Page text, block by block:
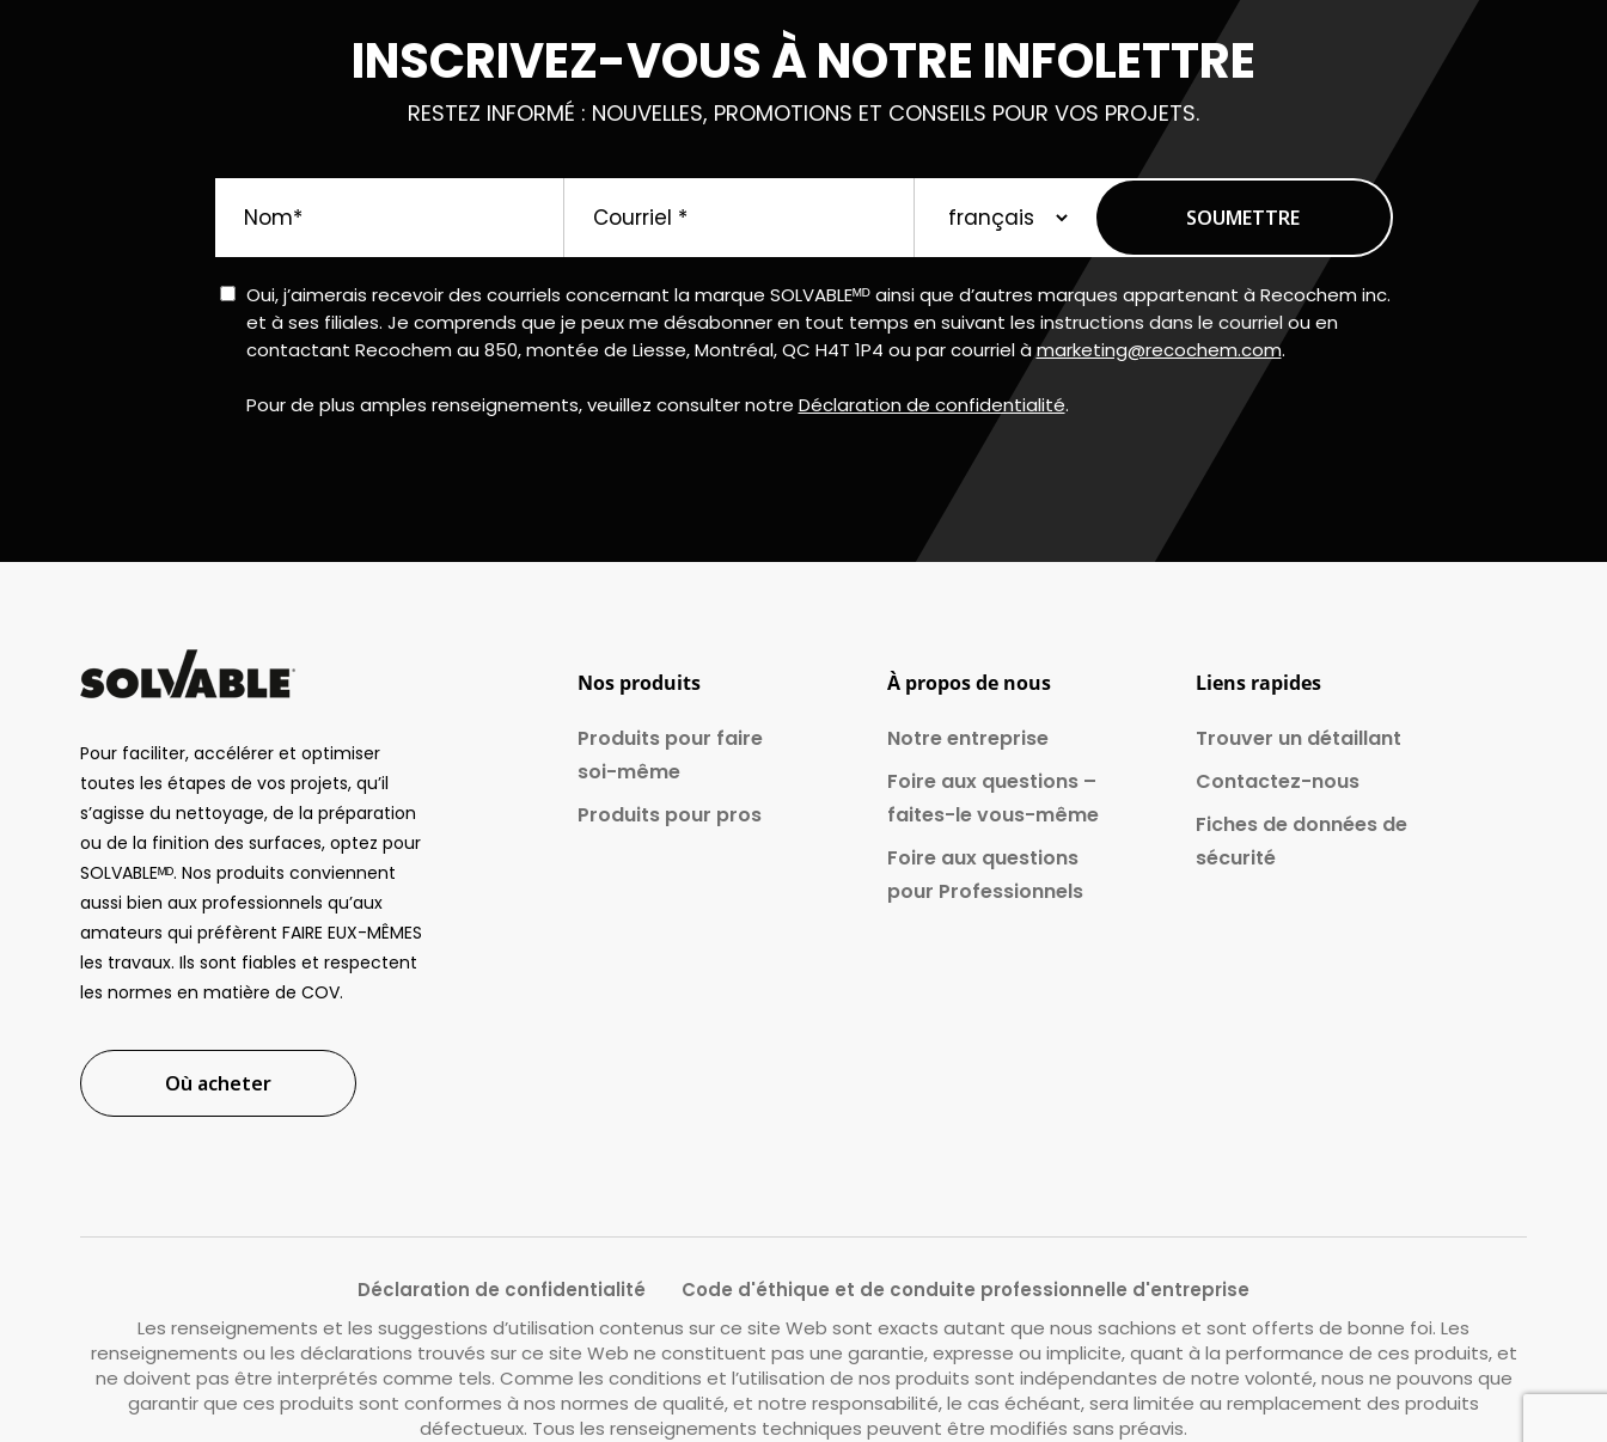
INSCRIVEZ-VOUS À NOTRE INFOLETTRE
RESTEZ INFORMÉ : NOUVELLES, PROMOTIONS ET CONSEILS POUR VOS PROJETS.
préférée
Consent
Oui, j’aimerais recevoir des courriels concernant la marque SOLVABLEᴹᴰ ainsi que d’autres marques appartenant à Recochem inc.
et à ses filiales. Je comprends que je peux me désabonner en tout temps en suivant les instructions dans le courriel ou en
contactant Recochem au 850, montée de Liesse, Montréal, QC H4T 1P4 ou par courriel àmarketing@recochem.com.
Pour de plus amples renseignements, veuillez consulter notre Déclaration de confidentialité.
Pour faciliter, accélérer et optimiser
toutes les étapes de vos projets, qu’il
s’agisse du nettoyage, de la préparation
ou de la finition des surfaces, optez pour
SOLVABLEᴹᴰ. Nos produits conviennent
aussi bien aux professionnels qu’aux
amateurs qui préfèrent FAIRE EUX-MÊMES
les travaux. Ils sont fiables et respectent
les normes en matière de COV.
Où acheter
Nos produits
Produits pour faire
soi-même
Produits pour pros
À propos de nous
Notre entreprise
Foire aux questions –
faites-le vous-même
Foire aux questions
pour Professionnels
Liens rapides
Trouver un détaillant
Contactez-nous
Fiches de données de
sécurité
Déclaration de confidentialité
Code d'éthique et de conduite professionnelle d'entreprise
Les renseignements et les suggestions d’utilisation contenus sur ce site Web sont exacts autant que nous sachions et sont offerts de bonne foi. Les
renseignements ou les déclarations trouvés sur ce site Web ne constituent pas une garantie, expresse ou implicite, quant à la performance de ces produits, et
ne doivent pas être interprétés comme tels. Comme les conditions et l’utilisation de nos produits sont indépendantes de notre volonté, nous ne pouvons que
garantir que ces produits sont conformes à nos normes de qualité, et notre responsabilité, le cas échéant, sera limitée au remplacement des produits
défectueux. Tous les renseignements techniques peuvent être modifiés sans préavis.